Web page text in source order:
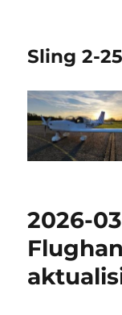
Sling 2-
2026-